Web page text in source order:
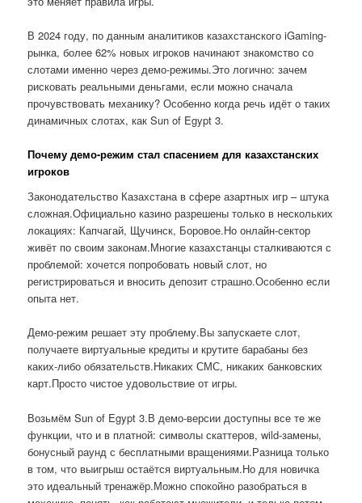
В 2024 году, по данным аналитиков казахстанского iGaming-
рынка, более 62% новых игроков начинают знакомство со
слотами именно через демо-режимы.Это логично: зачем
рисковать реальными деньгами, если можно сначала
прочувствовать механику? Особенно когда речь идёт о таких
динамичных слотах, как Sun of Egypt 3.
Почему демо-режим стал спасением для казахстанских
игроков
Законодательство Казахстана в сфере азартных игр – штука
сложная.Официально казино разрешены только в нескольких
локациях: Капчагай, Щучинск, Боровое.Но онлайн-сектор
живёт по своим законам.Многие казахстанцы сталкиваются с
проблемой: хочется попробовать новый слот, но
регистрироваться и вносить депозит страшно.Особенно если
опыта нет.
Демо-режим решает эту проблему.Вы запускаете слот,
получаете виртуальные кредиты и крутите барабаны без
каких-либо обязательств.Никаких СМС, никаких банковских
карт.Просто чистое удовольствие от игры.
Возьмём Sun of Egypt 3.В демо-версии доступны все те же
функции, что и в платной: символы скаттеров, wild-замены,
бонусный раунд с бесплатными вращениями.Разница только
в том, что выигрыш остаётся виртуальным.Но для новичка
это идеальный тренажёр.Можно спокойно разобраться в